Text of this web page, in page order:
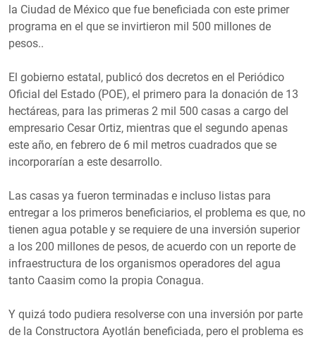
la Ciudad de México que fue beneficiada con este primer
programa en el que se invirtieron mil 500 millones de
pesos..
El gobierno estatal, publicó dos decretos en el Periódico
Oficial del Estado (POE), el primero para la donación de 13
hectáreas, para las primeras 2 mil 500 casas a cargo del
empresario Cesar Ortiz, mientras que el segundo apenas
este año, en febrero de 6 mil metros cuadrados que se
incorporarían a este desarrollo.
Las casas ya fueron terminadas e incluso listas para
entregar a los primeros beneficiarios, el problema es que, no
tienen agua potable y se requiere de una inversión superior
a los 200 millones de pesos, de acuerdo con un reporte de
infraestructura de los organismos operadores del agua
tanto Caasim como la propia Conagua.
Y quizá todo pudiera resolverse con una inversión por parte
de la Constructora Ayotlán beneficiada, pero el problema es